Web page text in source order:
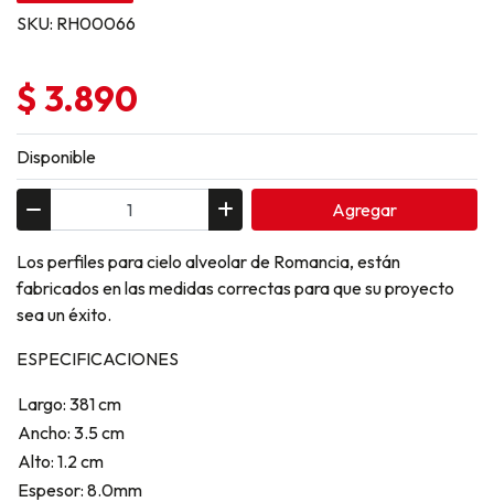
SKU: RH00066
$ 3.890
Disponible
Agregar
Los perfiles para cielo alveolar de Romancia, están
fabricados en las medidas correctas para que su proyecto
sea un éxito.
ESPECIFICACIONES
Largo: 381 cm
Ancho: 3.5 cm
Alto: 1.2 cm
Espesor: 8.0mm